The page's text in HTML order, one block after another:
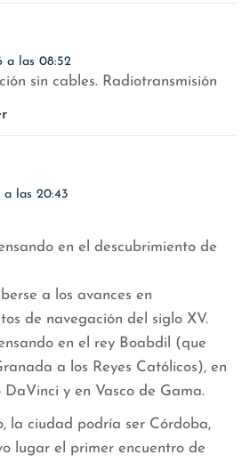
a las 08:52
sin cables. Radiotransmisión
a las 20:43
en el descubrimiento de
a los avances en
de navegación del siglo XV.
en el rey Boabdil (que
a los Reyes Católicos), en
DaVinci y en Vasco de Gama.
la ciudad podría ser Córdoba,
lugar el primer encuentro de